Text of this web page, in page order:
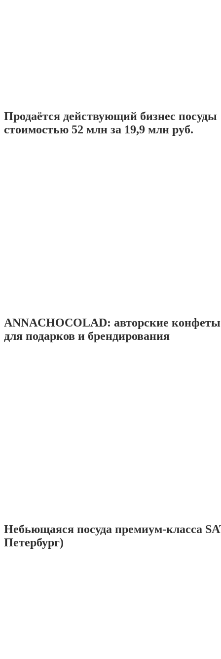
Продаётся действующий бизнес посуды
стоимостью 52 млн за 19,9 млн руб.
ANNACHOCOLAD: авторские
для подарков и брендирования
Небьющаяся посуда премиум-класса
Петербург)